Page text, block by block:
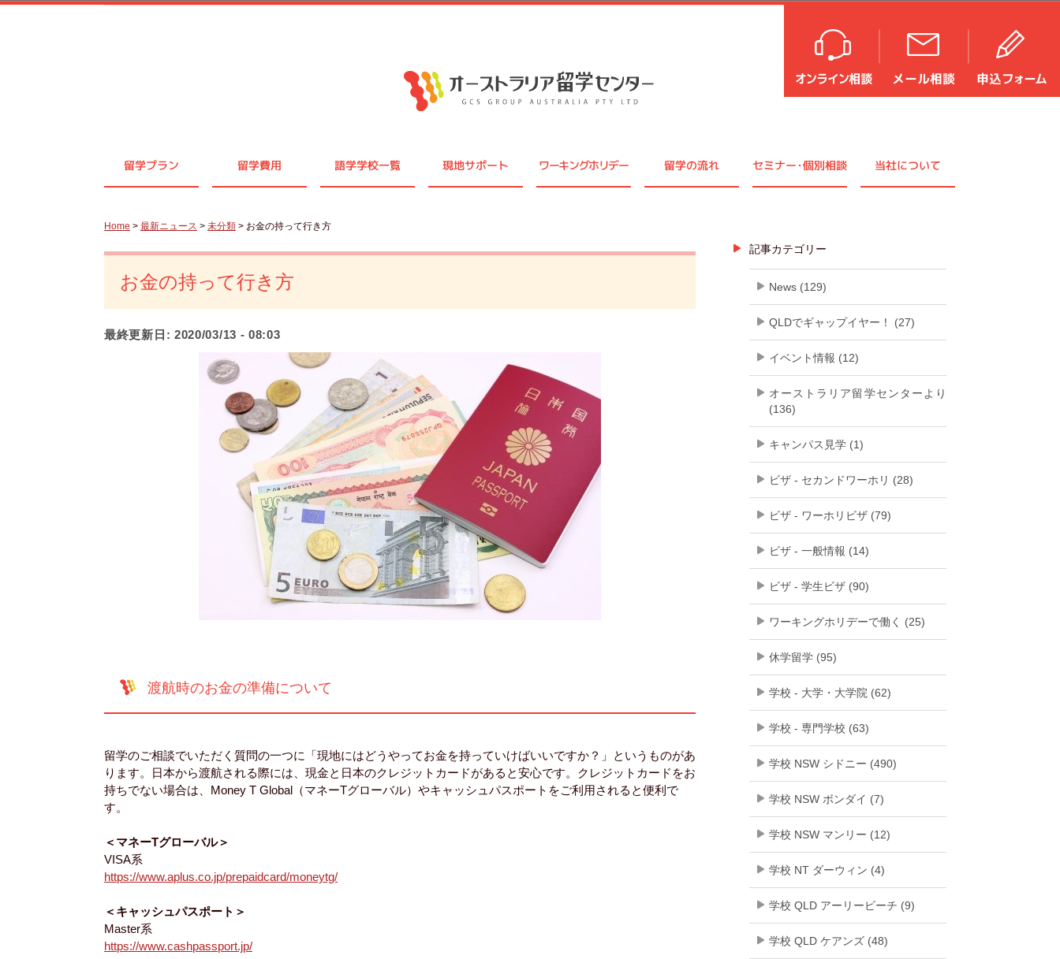
留学プラン 留学費用 語学学校一覧 現地サポート ワーキングホリデー 留学の流れ セミナー・個別相談 当社について
Home > 最新ニュース > 未分類 > お金の持って行き方
お金の持って行き方
最終更新日: 2020/03/13 - 08:03
渡航時のお金の準備について
留学のご相談でいただく質問の一つに「現地にはどうやってお金を持っていけばいいですか？」というものがあ
ります。日本から渡航される際には、現金と日本のクレジットカードがあると安心です。クレジットカードをお
持ちでない場合は、Money T Global（マネーTグローバル）やキャッシュパスポートをご利用されると便利で
す。
＜マネーTグローバル＞
VISA系
https://www.aplus.co.jp/prepaidcard/moneytg/
＜キャッシュパスポート＞
Master系
https://www.cashpassport.jp/
記事カテゴリー
News (129)
QLDでギャップイヤー！ (27)
イベント情報 (12)
オーストラリア留学センターより
(136)
キャンパス見学 (1)
ビザ - セカンドワーホリ (28)
ビザ - ワーホリビザ (79)
ビザ - 一般情報 (14)
ビザ - 学生ビザ (90)
ワーキングホリデーで働く (25)
休学留学 (95)
学校 - 大学・大学院 (62)
学校 - 専門学校 (63)
学校 NSW シドニー (490)
学校 NSW ボンダイ (7)
学校 NSW マンリー (12)
学校 NT ダーウィン (4)
学校 QLD アーリービーチ (9)
学校 QLD ケアンズ (48)